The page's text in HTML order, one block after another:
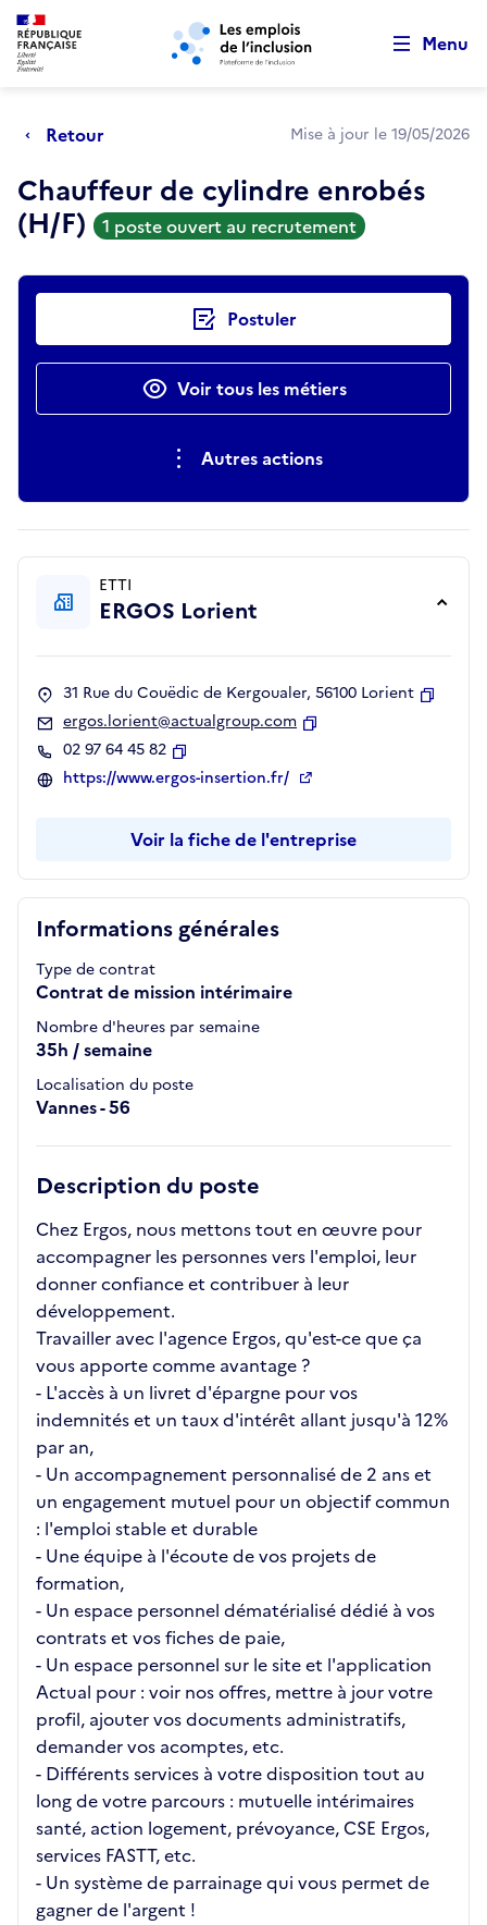
Aller au menu principal Aller au contenu principal
Menu
Retour Mise à jour le 19/05/2026
Chauffeur de cylindre enrobés
(H/F) 1 poste ouvert au recrutement
Actions rapides Postuler
Voir tous les métiers
Autres actions
Informations générales
Type de contrat
Contrat de mission intérimaire
Nombre d'heures par semaine
35h / semaine
Localisation du poste
Vannes - 56
Description du poste
Chez Ergos, nous mettons tout en œuvre pour
accompagner les personnes vers l'emploi, leur
donner confiance et contribuer à leur
développement.
Travailler avec l'agence Ergos, qu'est-ce que ça
vous apporte comme avantage ?
- L'accès à un livret d'épargne pour vos
indemnités et un taux d'intérêt allant jusqu'à 12%
par an,
- Un accompagnement personnalisé de 2 ans et
un engagement mutuel pour un objectif commun
: l'emploi stable et durable
- Une équipe à l'écoute de vos projets de
formation,
- Un espace personnel dématérialisé dédié à vos
contrats et vos fiches de paie,
- Un espace personnel sur le site et l'application
Actual pour : voir nos offres, mettre à jour votre
profil, ajouter vos documents administratifs,
demander vos acomptes, etc.
- Différents services à votre disposition tout au
long de votre parcours : mutuelle intérimaires
santé, action logement, prévoyance, CSE Ergos,
services FASTT, etc.
- Un système de parrainage qui vous permet de
gagner de l'argent !
ETTI
ERGOS Lorient
31 Rue du Couëdic de Kergoualer, 56100 Lorient
ergos.lorient@actualgroup.com
02 97 64 45 82
Copier
https://www.ergos-insertion.fr/
Voir la fiche de l'entreprise
Retour au début de la page
Panneau de gestion des cookies